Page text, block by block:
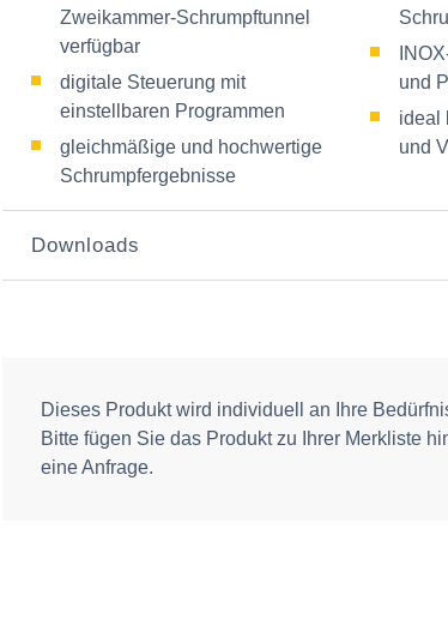
Zweikammer‑Schrumpftunnel
verfügbar
digitale Steuerung mit
einstellbaren Programmen
gleichmäßige und hochwertige
Schrumpfergebnisse
und
ideal
und
Downloads
Dieses Produkt wird individuell an Ihre
Bitte fügen Sie das Produkt zu Ihrer Merkliste
eine Anfrage.